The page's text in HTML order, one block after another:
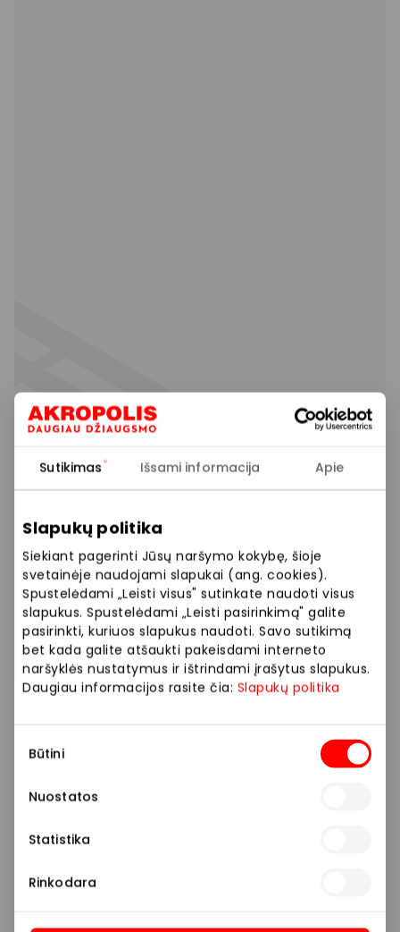
Sutikimas Išsami informacija Apie
Slapukų politika
Siekiant pagerinti Jūsų naršymo kokybę, šioje
svetainėje naudojami slapukai (ang. cookies).
Spustelėdami „Leisti visus" sutinkate naudoti visus
slapukus. Spustelėdami „Leisti pasirinkimą" galite
pasirinkti, kuriuos slapukus naudoti. Savo sutikimą
bet kada galite atšaukti pakeisdami interneto
naršyklės nustatymus ir ištrindami įrašytus slapukus.
Daugiau informacijos rasite čia: Slapukų politika
pasirinkimas
Būtini
Nuostatos
Statistika
Rinkodara